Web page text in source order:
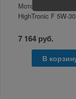
Моторное масло
HighTronic F 5W-
7 164 руб.
В